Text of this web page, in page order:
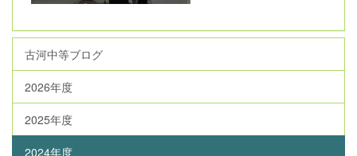
古河中等ブログ
2026年度
2025年度
2024年度